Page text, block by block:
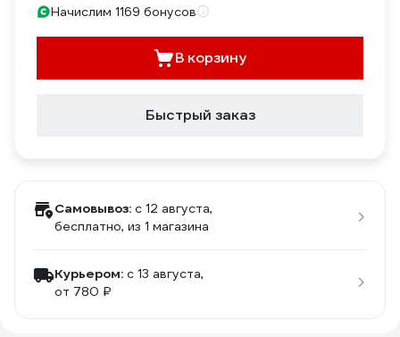
Начислим 1169 бонусов
В корзину
Быстрый заказ
Самовывоз: c 12 августа,
бесплатно, из 1 магазина
Курьером: c 13 августа,
от 780 ₽